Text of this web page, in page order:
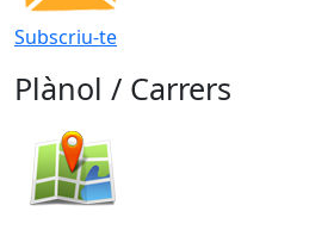
Subscriu-te
Plànol / Carrers